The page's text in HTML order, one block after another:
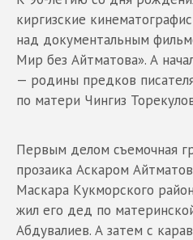
киргизские
над документальным
Мир без Айтматова». А
— родины предков
по матери Чингиз
Первым делом съемочная
прозаика Аскаром
Маскара Кукморского
жил его дед по
Абдувалиев. А затем с